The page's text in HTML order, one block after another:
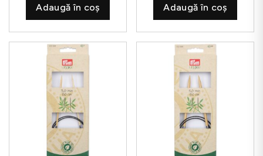
Adaugă în coș Adaugă în coș